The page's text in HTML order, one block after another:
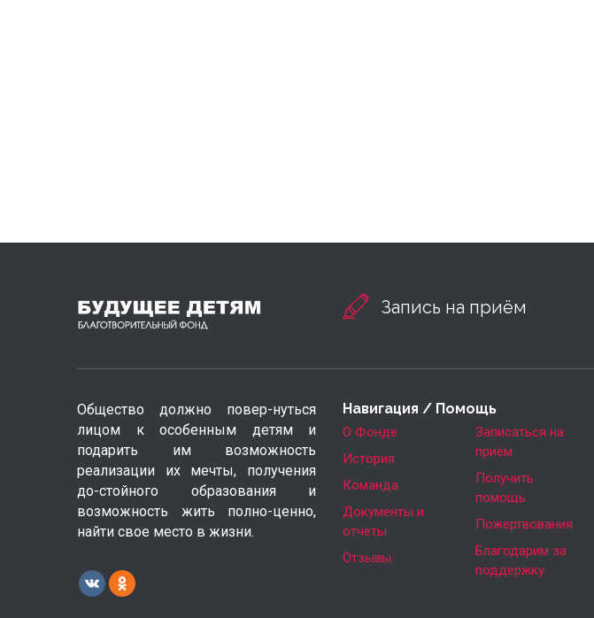
Запись на приём
Общество должно повер-нуться
лицом к особенным детям и
подарить им возможность
реализации их мечты, получения
до-стойного образования и
возможность жить полно-ценно,
найти свое место в жизни.
Навигация / Помощь
О Фонде
История
Команда
Документы и
отчеты
Отзывы
Записаться на
приём
Получить
помощь
Пожертвования
Благодарим за
поддержку